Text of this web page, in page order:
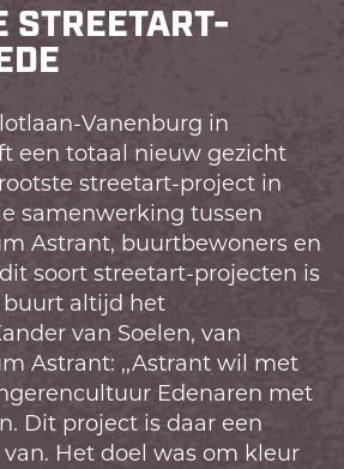
STREETART-
Vanenburg in
een totaal nieuw gezicht
streetart-project in
samenwerking tussen
Astrant, buurtbewoners en
soort streetart-projecten is
altijd het
van Soelen, van
Astrant: ,,Astrant wil met
Edenaren met
Dit project is daar een
Het doel was om kleur